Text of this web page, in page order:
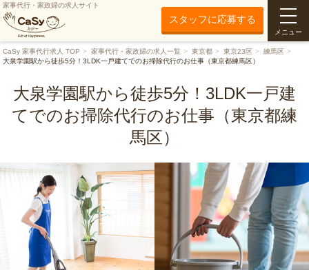
家事代行・家政婦の求人サイト
スタッフに応募する
メニュー
CaSy 家事代行求人 TOP 家事代行・家政婦の求人一覧 東京都 東京23区
練馬区
大泉学園駅から徒歩5分！3LDK一戸建てでのお掃除代行のお仕事（東京都練馬区）
大泉学園駅から徒歩5分！3LDK一戸建
てでのお掃除代行のお仕事（東京都練
馬区）